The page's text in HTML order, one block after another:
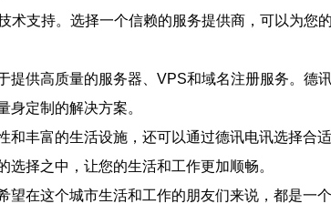
支持。选择一个信赖的服务提供商，可以为您
供高质量的服务器、VPS和域名注册服务。
定制的解决方案。
丰富的生活设施，还可以通过德讯电讯选择
择之中，让您的生活和工作更加顺畅。
在这个城市生活和工作的朋友们来说，都是